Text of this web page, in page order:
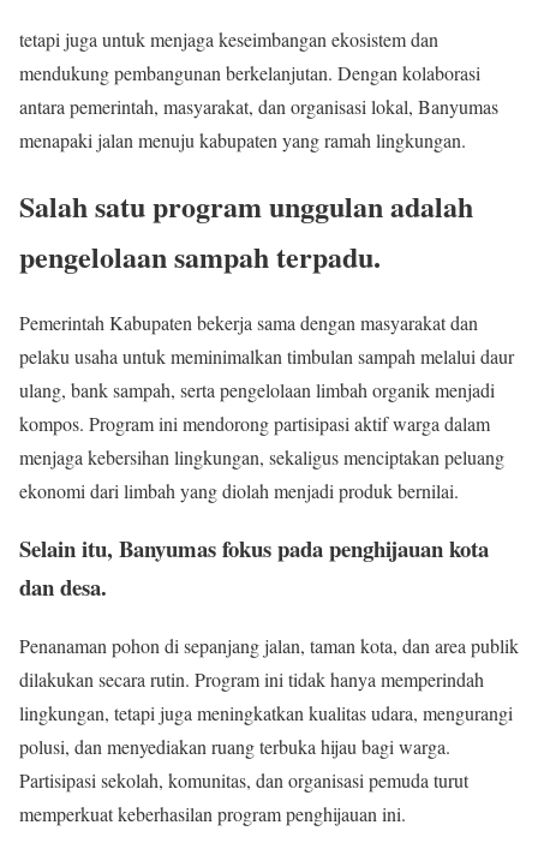
tetapi juga untuk menjaga keseimbangan ekosistem dan
mendukung pembangunan berkelanjutan. Dengan kolaborasi
antara pemerintah, masyarakat, dan organisasi lokal, Banyumas
menapaki jalan menuju kabupaten yang ramah lingkungan.
Salah satu program unggulan adalah
pengelolaan sampah terpadu.
Pemerintah Kabupaten bekerja sama dengan masyarakat dan
pelaku usaha untuk meminimalkan timbulan sampah melalui daur
ulang, bank sampah, serta pengelolaan limbah organik menjadi
kompos. Program ini mendorong partisipasi aktif warga dalam
menjaga kebersihan lingkungan, sekaligus menciptakan peluang
ekonomi dari limbah yang diolah menjadi produk bernilai.
Selain itu, Banyumas fokus pada penghijauan kota
dan desa.
Penanaman pohon di sepanjang jalan, taman kota, dan area publik
dilakukan secara rutin. Program ini tidak hanya memperindah
lingkungan, tetapi juga meningkatkan kualitas udara, mengurangi
polusi, dan menyediakan ruang terbuka hijau bagi warga.
Partisipasi sekolah, komunitas, dan organisasi pemuda turut
memperkuat keberhasilan program penghijauan ini.